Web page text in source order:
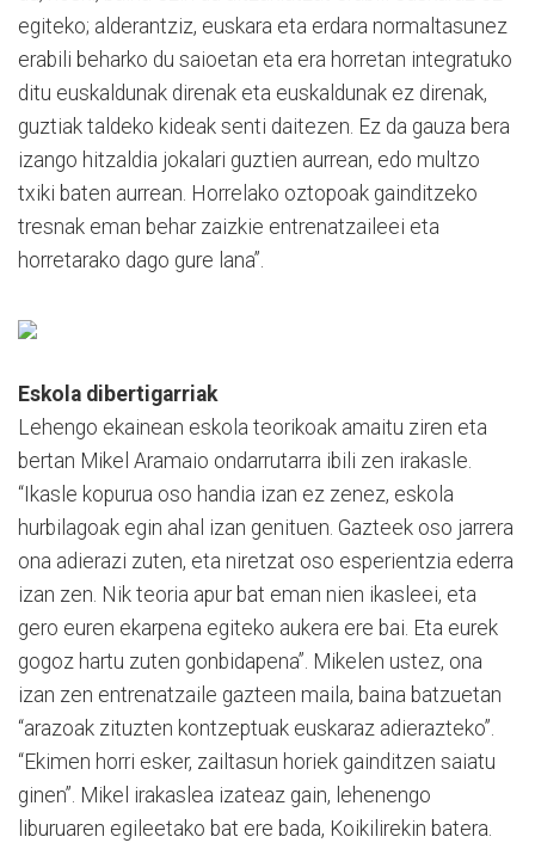
egiteko; alderantziz, euskara eta erdara normaltasunez
erabili beharko du saioetan eta era horretan integratuko
ditu euskaldunak direnak eta euskaldunak ez direnak,
guztiak taldeko kideak senti daitezen. Ez da gauza bera
izango hitzaldia jokalari guztien aurrean, edo multzo
txiki baten aurrean. Horrelako oztopoak gainditzeko
tresnak eman behar zaizkie entrenatzaileei eta
horretarako dago gure lana”.
Eskola dibertigarriak
Lehengo ekainean eskola teorikoak amaitu ziren eta
bertan Mikel Aramaio ondarrutarra ibili zen irakasle.
“Ikasle kopurua oso handia izan ez zenez, eskola
hurbilagoak egin ahal izan genituen. Gazteek oso jarrera
ona adierazi zuten, eta niretzat oso esperientzia ederra
izan zen. Nik teoria apur bat eman nien ikasleei, eta
gero euren ekarpena egiteko aukera ere bai. Eta eurek
gogoz hartu zuten gonbidapena”. Mikelen ustez, ona
izan zen entrenatzaile gazteen maila, baina batzuetan
“arazoak zituzten kontzeptuak euskaraz adierazteko”.
“Ekimen horri esker, zailtasun horiek gainditzen saiatu
ginen”. Mikel irakaslea izateaz gain, lehenengo
liburuaren egileetako bat ere bada, Koikilirekin batera.